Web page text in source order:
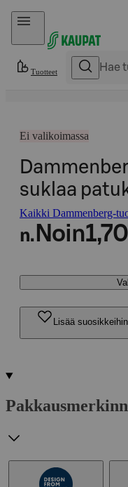
Hyppää sisältöön
Tuotteet
Ei valikoimassa
suklaa
Kaikki Dammenberg-
n. Noin
Lisää